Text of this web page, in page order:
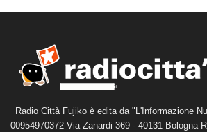
Radio Città Fujiko è edita da "L'Informazione
00954970372 Via Zanardi 369 - 40131 Bologna